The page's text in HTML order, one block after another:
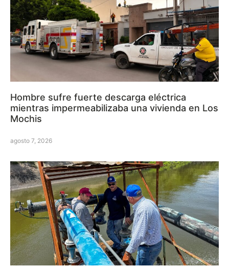
Hombre sufre fuerte descarga eléctrica
mientras impermeabilizaba una vivienda en Los
Mochis
agosto 7, 2026